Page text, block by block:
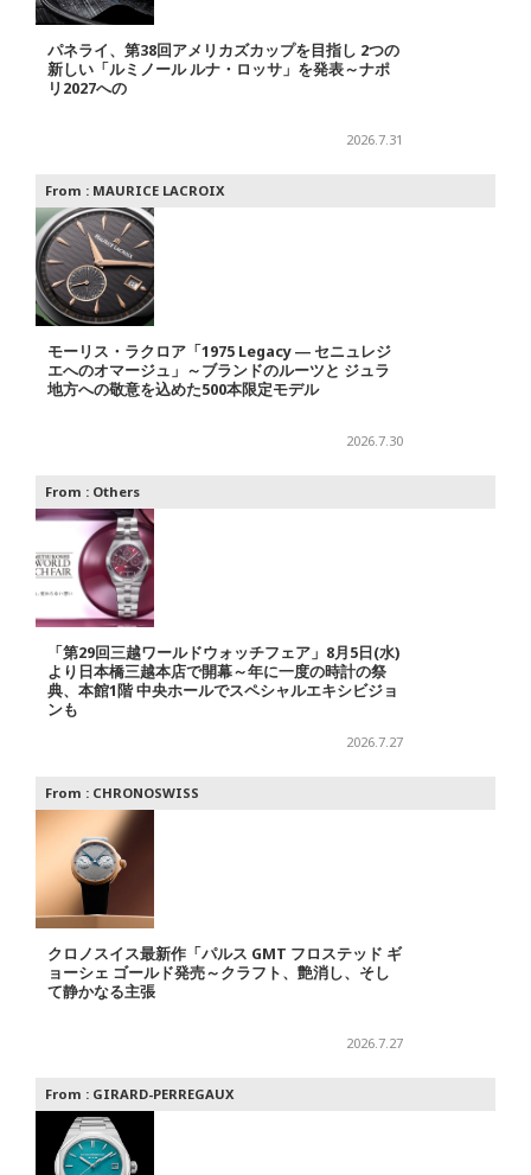
パネライ、第38回アメリカズカップを目指し 2つの
新しい「ルミノール ルナ・ロッサ」を発表～ナポ
リ2027への
2026.7.31
From : MAURICE LACROIX
モーリス・ラクロア「1975 Legacy ― セニュレジ
エへのオマージュ」～ブランドのルーツと ジュラ
地方への敬意を込めた500本限定モデル
2026.7.30
From : Others
「第29回三越ワールドウォッチフェア」8月5日(水)
より日本橋三越本店で開幕～年に一度の時計の祭
典、本館1階 中央ホールでスペシャルエキシビジョ
ンも
2026.7.27
From : CHRONOSWISS
クロノスイス最新作「パルス GMT フロステッド ギ
ョーシェ ゴールド発売～クラフト、艶消し、そし
て静かなる主張
2026.7.27
From : GIRARD-PERREGAUX